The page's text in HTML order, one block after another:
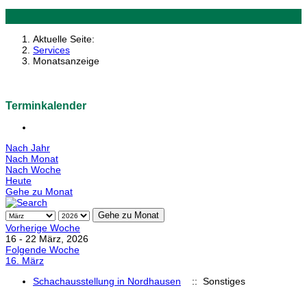
Aktuelle Seite:
Services
Monatsanzeige
Terminkalender
Nach Jahr
Nach Monat
Nach Woche
Heute
Gehe zu Monat
Gehe zu Monat
Vorherige Woche
16 - 22 März, 2026
Folgende Woche
16. März
Schachausstellung in Nordhausen
:: Sonstiges